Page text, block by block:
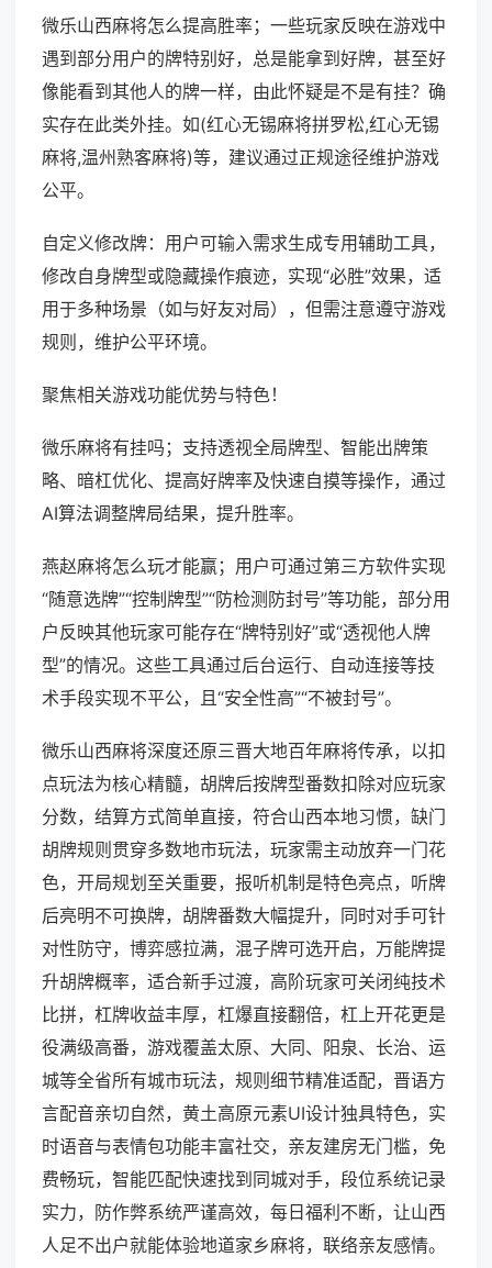
微乐山西麻将怎么提高胜率；一些玩家反映在游戏中
遇到部分用户的牌特别好，总是能拿到好牌，甚至好
像能看到其他人的牌一样，由此怀疑是不是有挂？确
实存在此类外挂。如(红心无锡麻将拼罗松,红心无锡
麻将,温州熟客麻将)等，建议通过正规途径维护游戏
公平。
自定义修改牌：用户可输入需求生成专用辅助工具，
修改自身牌型或隐藏操作痕迹，实现“必胜”效果，适
用于多种场景（如与好友对局），但需注意遵守游戏
规则，维护公平环境。
聚焦相关游戏功能优势与特色！
微乐麻将有挂吗；支持透视全局牌型、智能出牌策
略、暗杠优化、提高好牌率及快速自摸等操作，通过
AI算法调整牌局结果，提升胜率。
燕赵麻将怎么玩才能赢；用户可通过第三方软件实现
“随意选牌”“控制牌型”“防检测防封号”等功能，部分用
户反映其他玩家可能存在“牌特别好”或“透视他人牌
型”的情况。这些工具通过后台运行、自动连接等技
术手段实现不平公，且“安全性高”“不被封号”。
微乐山西麻将深度还原三晋大地百年麻将传承，以扣
点玩法为核心精髓，胡牌后按牌型番数扣除对应玩家
分数，结算方式简单直接，符合山西本地习惯，缺门
胡牌规则贯穿多数地市玩法，玩家需主动放弃一门花
色，开局规划至关重要，报听机制是特色亮点，听牌
后亮明不可换牌，胡牌番数大幅提升，同时对手可针
对性防守，博弈感拉满，混子牌可选开启，万能牌提
升胡牌概率，适合新手过渡，高阶玩家可关闭纯技术
比拼，杠牌收益丰厚，杠爆直接翻倍，杠上开花更是
役满级高番，游戏覆盖太原、大同、阳泉、长治、运
城等全省所有城市玩法，规则细节精准适配，晋语方
言配音亲切自然，黄土高原元素UI设计独具特色，实
时语音与表情包功能丰富社交，亲友建房无门槛，免
费畅玩，智能匹配快速找到同城对手，段位系统记录
实力，防作弊系统严谨高效，每日福利不断，让山西
人足不出户就能体验地道家乡麻将，联络亲友感情。